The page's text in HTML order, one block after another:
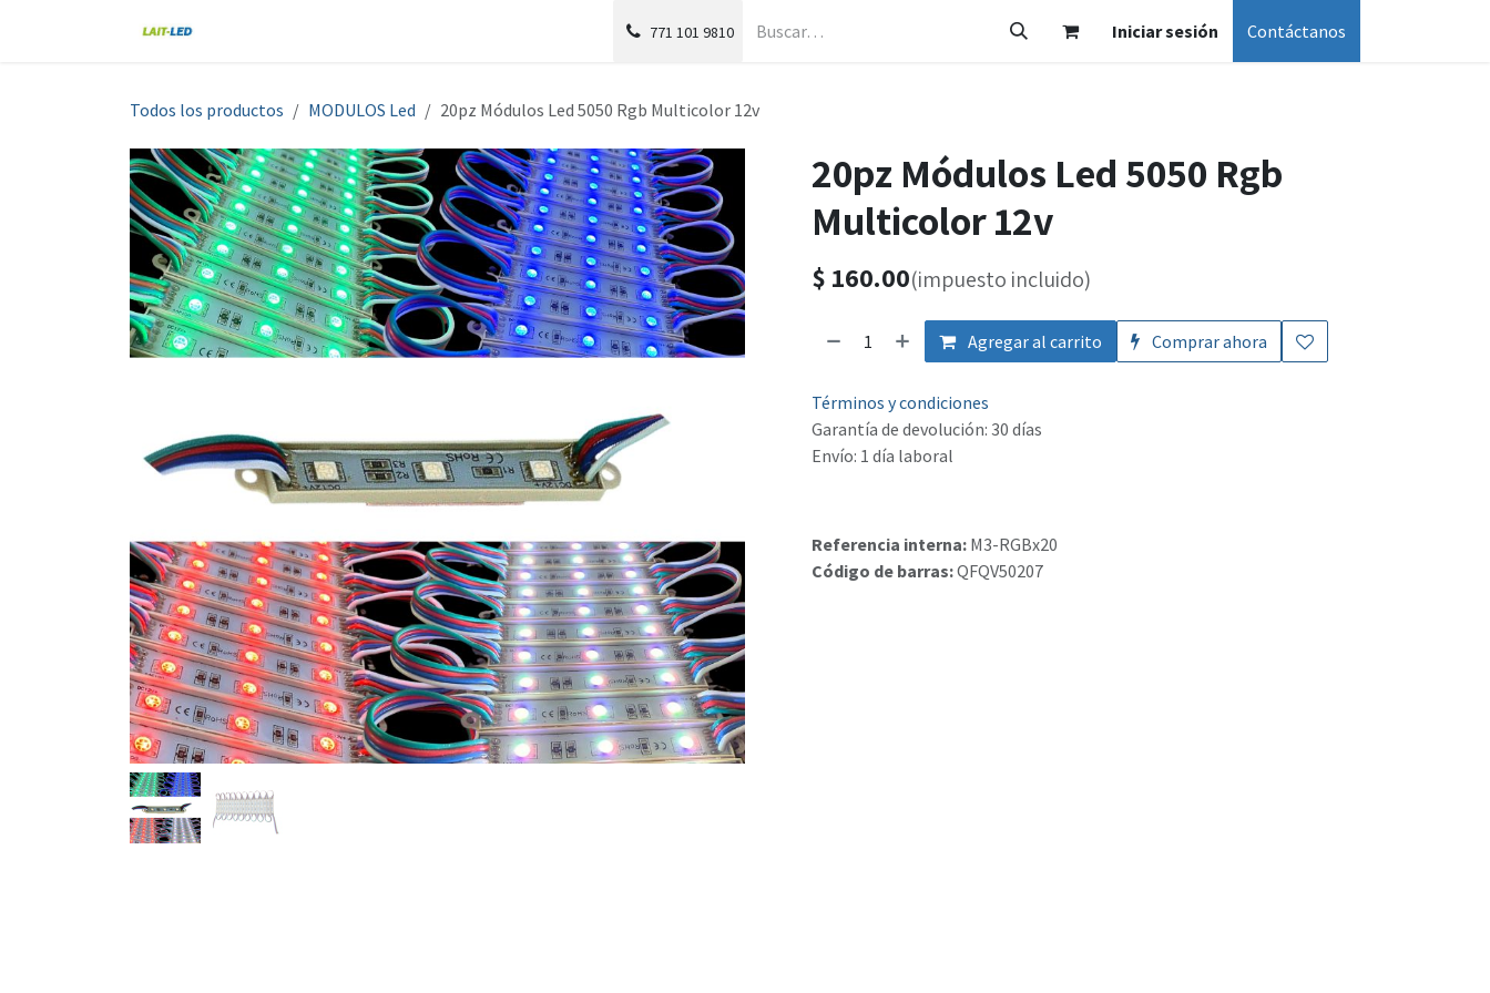
771 101 9810 Iniciar sesión Contáctanos
Todos los productos MODULOS Led 20pz Módulos Led 5050 Rgb Multicolor 12v
20pz Módulos Led 5050 Rgb
Multicolor 12v
$ 160.00(impuesto incluido)
Agregar al carrito Comprar ahora
Términos y condiciones
Garantía de devolución: 30 días
Envío: 1 día laboral
Referencia interna: M3-RGBx20
Código de barras:QFQV50207